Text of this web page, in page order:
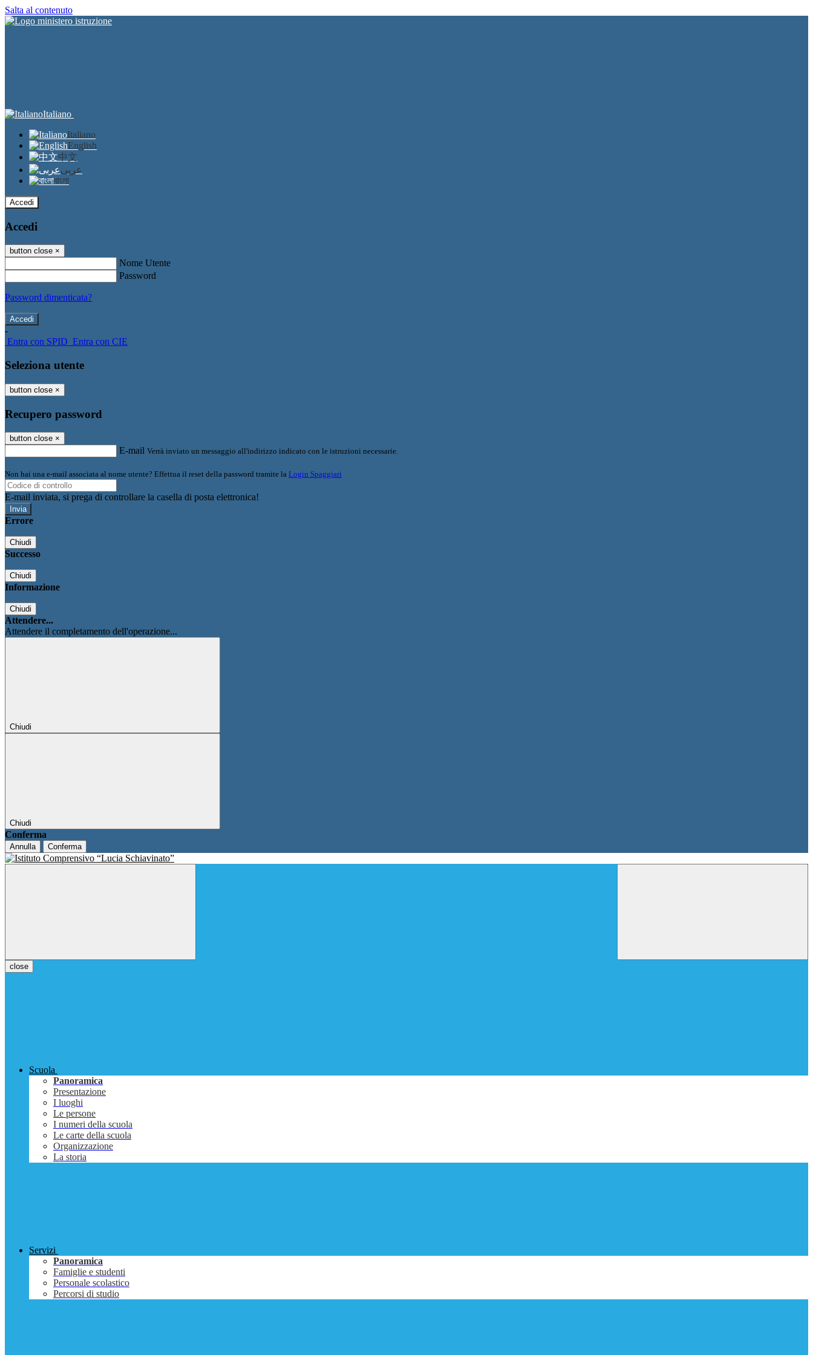
Salta al contenuto
Italiano
Italiano
English
中文
عربى
বাংলা
Accedi
Accedi
button close ×
Nome Utente
Password
Password dimenticata?
-
Entra con SPID Entra con CIE
Seleziona utente
button close ×
Recupero password
button close ×
E-mail Verrà inviato un messaggio all'indirizzo indicato con le istruzioni necessarie.
Non hai una e-mail associata al nome utente? Effettua il reset della password tramite la Login Spaggiari
E-mail inviata, si prega di controllare la casella di posta elettronica!
Errore
Chiudi
Successo
Chiudi
Informazione
Chiudi
Attendere...
Attendere il completamento dell'operazione...
Chiudi
Chiudi
Conferma
Annulla Conferma
close
Scuola
Panoramica
Presentazione
I luoghi
Le persone
I numeri della scuola
Le carte della scuola
Organizzazione
La storia
Servizi
Panoramica
Famiglie e studenti
Personale scolastico
Percorsi di studio